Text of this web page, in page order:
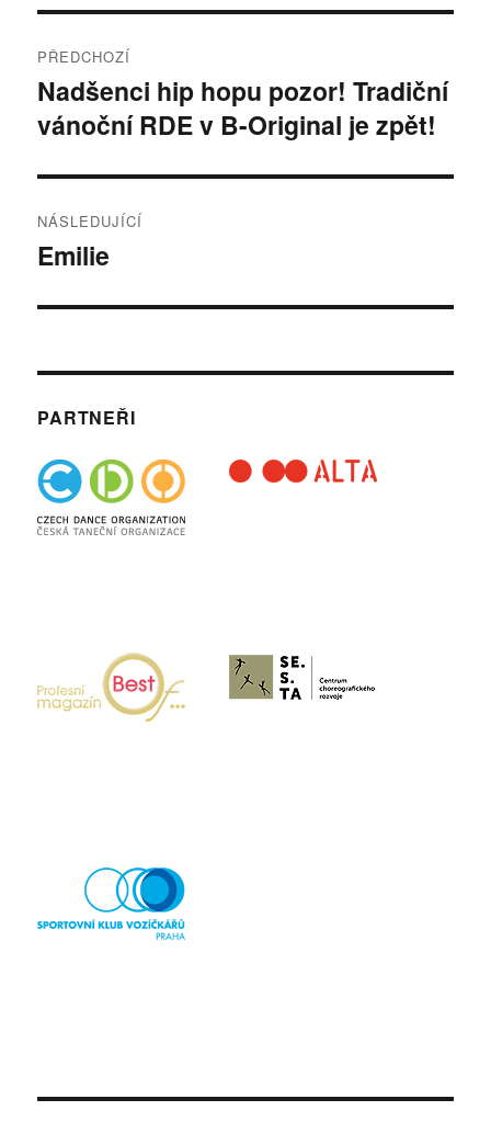
pro
příspěvek
PŘEDCHOZÍ
Předchozí
příspěvek:
Nadšenci hip hopu pozor! Tradiční
vánoční RDE v B-Original je zpět!
NÁSLEDUJÍCÍ
Následující
Emilie
PARTNEŘI